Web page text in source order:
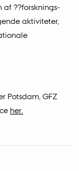
??forsknings-
aktiviteter,
Potsdam, GFZ
her.